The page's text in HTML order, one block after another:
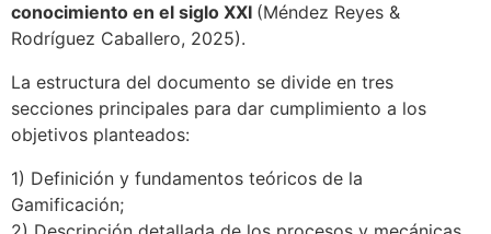
conocimiento en el siglo XXI (Méndez Reyes &
Rodríguez Caballero, 2025).
La estructura del documento se divide en tres
secciones principales para dar cumplimiento a los
objetivos planteados:
1) Definición y fundamentos teóricos de la
Gamificación;